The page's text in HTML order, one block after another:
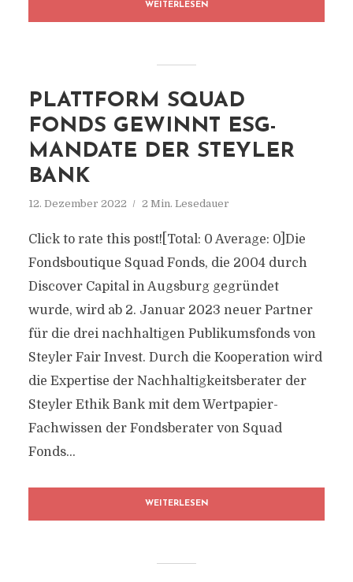
WEITERLESEN
PLATTFORM SQUAD
FONDS GEWINNT ESG-
MANDATE DER STEYLER
BANK
12. Dezember 2022 2 Min. Lesedauer
Click to rate this post![Total: 0 Average: 0]Die
Fondsboutique Squad Fonds, die 2004 durch
Discover Capital in Augsburg gegründet
wurde, wird ab 2. Januar 2023 neuer Partner
für die drei nachhaltigen Publikumsfonds von
Steyler Fair Invest. Durch die Kooperation wird
die Expertise der Nachhaltigkeitsberater der
Steyler Ethik Bank mit dem Wertpapier-
Fachwissen der Fondsberater von Squad
Fonds...
WEITERLESEN